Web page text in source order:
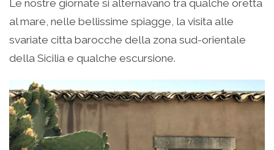
Le nostre giornate si alternavano tra qualche oretta
al mare, nelle bellissime spiagge, la visita alle
svariate citta barocche della zona sud-orientale
della Sicilia e qualche escursione.